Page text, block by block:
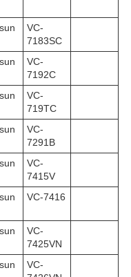
VC-
7183SC
VC-
7192C
VC-
719TC
VC-
7291B
VC-
7415V
VC-7416
VC-
7425VN
VC-